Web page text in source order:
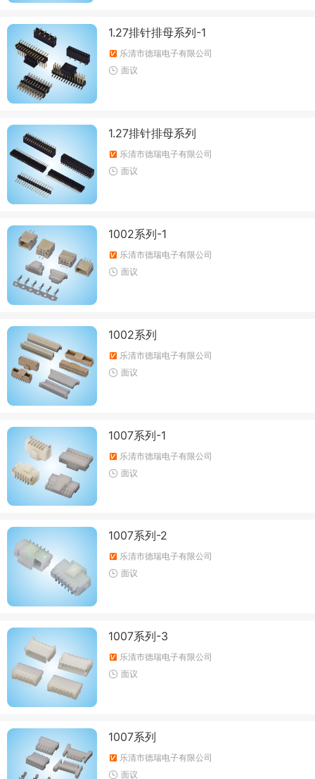
1.27排针排母系列-1
乐清市德瑞电子有限公司
面议
1.27排针排母系列
乐清市德瑞电子有限公司
面议
1002系列-1
乐清市德瑞电子有限公司
面议
1002系列
乐清市德瑞电子有限公司
面议
1007系列-1
乐清市德瑞电子有限公司
面议
1007系列-2
乐清市德瑞电子有限公司
面议
1007系列-3
乐清市德瑞电子有限公司
面议
1007系列
乐清市德瑞电子有限公司
面议